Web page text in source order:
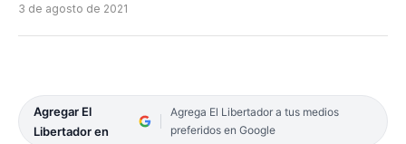
3 de agosto de 2021
Agregar El
Libertador en
Agrega El Libertador a tus medios
preferidos en Google